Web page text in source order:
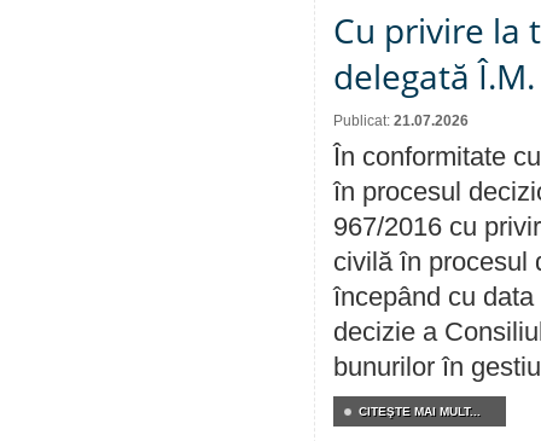
Cu privire la
delegată
Publicat: 21.07.2026
În conformitate
în procesul
967/2016 cu
civilă în procesul
începând cu
decizie a
bunurilor în
CITEŞTE MAI MULT...